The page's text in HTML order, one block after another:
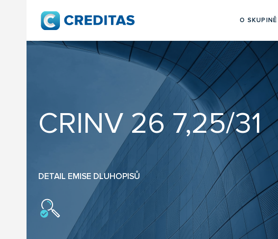
O SKUPINĚ
CRINV 26 7,25/31
DETAIL EMISE DLUHOPISŮ